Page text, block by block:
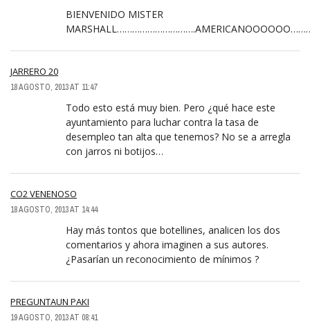
BIENVENIDO MISTER
JARRERO 20
18 AGOSTO, 2013 AT 11:47
Todo esto está muy bien. Pero ¿qué hace este
ayuntamiento para luchar contra la tasa de
desempleo tan alta que tenemos? No se a arregla
con jarros ni botijos…
CO2 VENENOSO
18 AGOSTO, 2013 AT 14:44
Hay más tontos que botellines, analicen los dos
comentarios y ahora imaginen a sus autores.
¿Pasarían un reconocimiento de mínimos ?
PREGUNTAUN PAKI
19 AGOSTO, 2013 AT 08:41